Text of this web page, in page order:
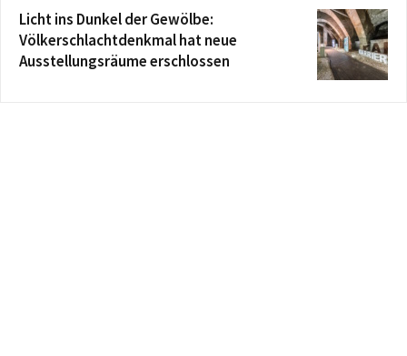
Licht ins Dunkel der Gewölbe:
Völkerschlachtdenkmal hat neue
Ausstellungsräume erschlossen